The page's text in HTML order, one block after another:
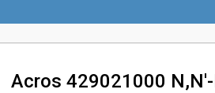
Acros 429021000